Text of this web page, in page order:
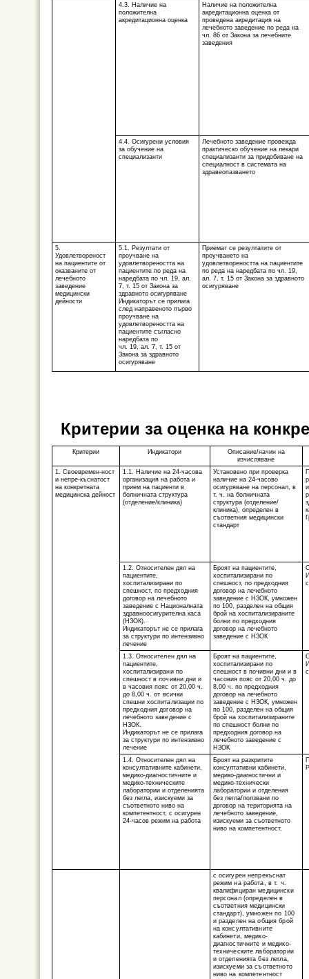
4.3. Наличие на
положителна
акредитационна оценка
Наличие на положителна
акредитационна оценка от
проведена акредитация на
лечебното заведение по реда на
чл. 86 от Закона за лечебните
заведения
4.4. Осигурени условия
за обучение на
специализанти
Лечебното заведение провежда
практическо обучение на лекари
специализанти за придобиване на
специалност в системата на
здравеопазването
5.
Удовлетвореност
на пациентите от
оказваните от
лечебното
заведение
медицински
дейности
5.1. Резултати от
проучване на
удовлетвореността на
пациентите по реда на
наредбата по чл. 19, ал.
7, т. 15 от Закона за
здравното осигуряване
Индикаторът се прилага
след направеното първо
проучване на
удовлетвореността на
пациентите съгласно
наредбата по
чл. 19, ал. 7, т. 15 от
Закона за здравното
осигуряване
Приемат се резултатите от
проучването на
удовлетвореността на пациентите
по реда на наредбата по чл. 19,
ал. 7, т. 15 от Закона за здравното
осигуряване
Критерии за оценка на
Критерии Индикатори
Описание/начин на
изчисляване
1. Своевремен-ност
и непре-къснатост
на конкретната
медицинска дейност
1.1. Наличие на 24-часова
организация на работа и
прием на пациенти в
болничната структура
(отделение/клиника)
Установено при проверка
наличие на 24-часово
осигуряване на персонал, в
т. ч. на болничната
структура (отделение/
клиника), определен в
съответния медицински
стандарт
1.2. Относителен дял на
пациентите,
хоспитализирани по
спешност, по предходния
договор на лечебното
заведение с Националната
здравноосигурителна каса
(НЗОК).
Индикаторът не се прилага
за структури по интензивно
лечение
Броят на пациентите,
хоспитализирани по
спешност, по предходния
договор на лечебното
заведение с НЗОК, умножен
по 100, разделен на общия
брой на хоспитализираните
болни по предходния
договор на лечебното
заведение с НЗОК
1.3. Относителен дял на
пациентите,
хоспитализирани по
спешност в почивни дни и
в часовия пояс от 20,00 ч.
до 8,00 ч. от всички
спешни хоспитализации по
предходния договор на
лечебното заведение с
НЗОК.
Индикаторът не се прилага
за структури по интензивно
лечение
Броят на пациентите,
хоспитализирани по
спешност в почивни дни и в
часовия пояс от 20,00 ч. до
8,00 ч. по предходния
договор на лечебното
заведение с НЗОК, умножен
по 100, разделен на общия
брой на хоспитализираните
по спешност болни по
предходния договор на
лечебното заведение с
НЗОК
1.4. Относителен дял на
консултативните кабинети,
медико-диагностичните и
медико-техническите
лаборатории и отделенията
без легла, изискуеми за
съответното ниво на
компетентност, с осигурен
24-часов режим на работа
Броят на разкритите
консултативни кабинети,
медико-диагностични и
медико-технически
лаборатории и отделения
без легла/ползвани по
договор на територията на
лечебното заведение,
изискуеми за съответното
ниво на компетентност,
с осигурен непрекъснат
режим на работа, в т. ч.
квалифициран медицински
персонал (определен в
съответния медицински
стандарт), умножен по 100
и разделен на общия брой
на консултативните
кабинети, медико-
диагностичните и медико-
техническите лаборатории
и отделенията без легла,
изискуеми за съответното
ниво на компетентност